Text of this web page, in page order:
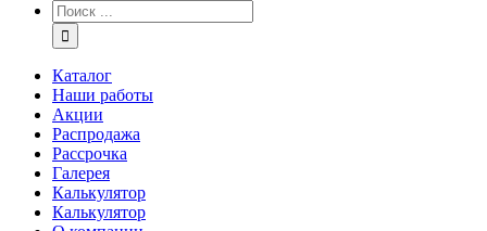
Каталог
Наши работы
Акции
Распродажа
Рассрочка
Галерея
Калькулятор
Калькулятор